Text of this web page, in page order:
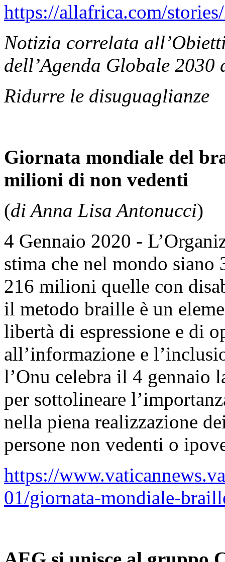
https://allafrica.com/
Notizia correlata
dell’Agenda Globale
Ridurre le disuguaglianze
Giornata mondiale del
milioni di non vedenti
(di Anna Lisa Antonucci)
4 Gennaio 2020 -
stima che nel mondo
216 milioni quelle con
il metodo braille è un
libertà di espressione e di
all’informazione e
l’Onu celebra il 4 gennaio
per sottolineare
nella piena realizzazione
persone non vedenti o
https://
01/giornata-mondiale-